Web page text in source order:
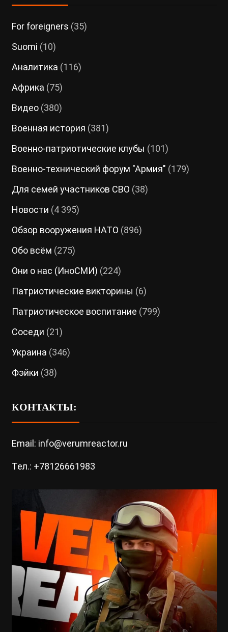
For foreigners (35)
Suomi (10)
Аналитика (116)
Африка (75)
Видео(380)
Военная история (381)
Военно-патриотические клубы (101)
Военно-технический форум "Армия" (179)
Для семей участников СВО (38)
Новости (4 395)
Обзор вооружения НАТО (896)
Обо всём (275)
Они о нас (ИноСМИ) (224)
Патриотические викторины (6)
Патриотическое воспитание (799)
Соседи (21)
Украина (346)
Фэйки (38)
КОНТАКТЫ:
Email: info@verumreactor.ru
Тел.: +78126661983